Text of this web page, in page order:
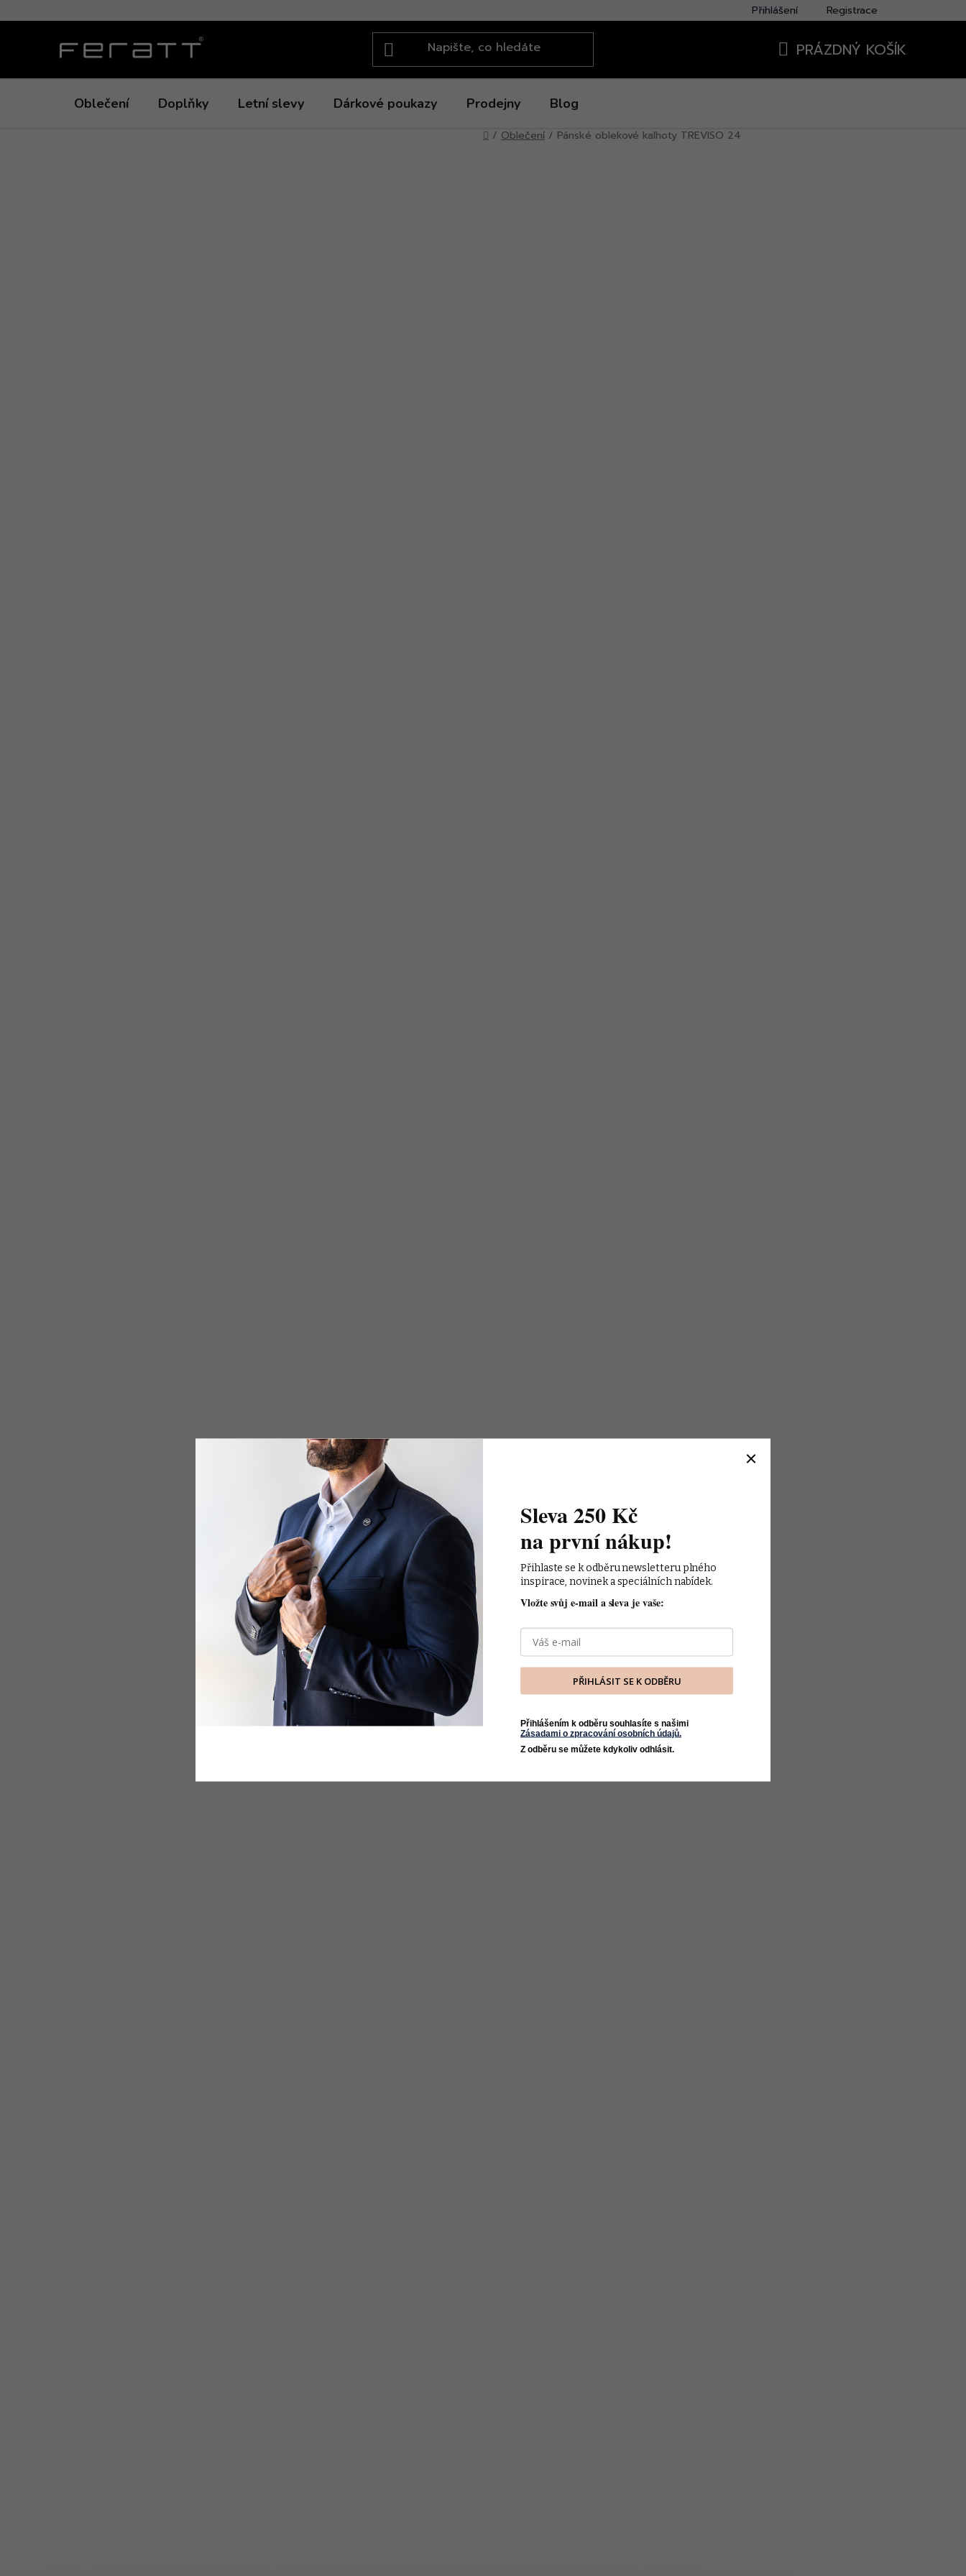
na
Přihlášení Registrace
PRÁZDNÝ KOŠÍK
Oblečení Doplňky Letní slevy Dárkové poukazy Prodejny Blog
Domů
/ Oblečení / Pánské oblekové kalhoty TREVISO 24
Sleva 250 Kč
na první nákup!
Přihlaste se k odběru newsletteru plného
inspirace, novinek a speciálních nabídek.
Vložte svůj e-mail a sleva je vaše:
PŘIHLÁSIT SE K ODBĚRU
Přihlášením k odběru souhlasíte s našimi
Zásadami o zpracování osobních údajů.
Z odběru se můžete kdykoliv odhlásit.